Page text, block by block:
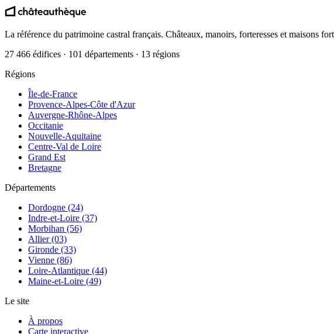
La référence du patrimoine castral français. Châteaux, manoirs, forteresses et maisons
27 466 édifices · 101 départements · 13 régions
Régions
Île-de-France
Provence-Alpes-Côte d'Azur
Auvergne-Rhône-Alpes
Occitanie
Nouvelle-Aquitaine
Centre-Val de Loire
Grand Est
Bretagne
Départements
Dordogne (24)
Indre-et-Loire (37)
Morbihan (56)
Allier (03)
Gironde (33)
Vienne (86)
Loire-Atlantique (44)
Maine-et-Loire (49)
Le site
À propos
Carte interactive